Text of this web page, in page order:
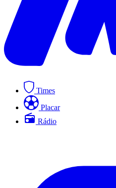
Times
Placar
Rádio